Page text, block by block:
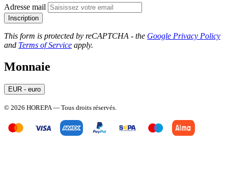
Adresse mail
Inscription
This form is protected by reCAPTCHA - the Google Privacy Policy
and Terms of Service apply.
Monnaie
EUR - euro
© 2026 HOREPA — Tous droits réservés.